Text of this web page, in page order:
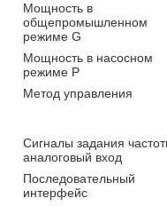
Мощность в
общепромышленном
режиме G
Мощность в насосном
режиме P
Метод управления
Сигналы задания
аналоговый вход
Последовательный
интерфейс